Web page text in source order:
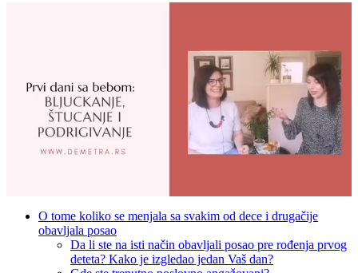
O tome koliko se menjala sa svakim od dece i drugačije
obavljala posao
Da li ste na isti način obavljali posao pre rođenja prvog
deteta? Kako je izgledao jedan Vaš dan?